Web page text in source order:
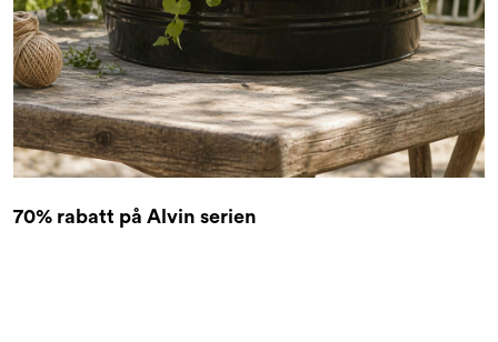
70% rabatt på Alvin serien